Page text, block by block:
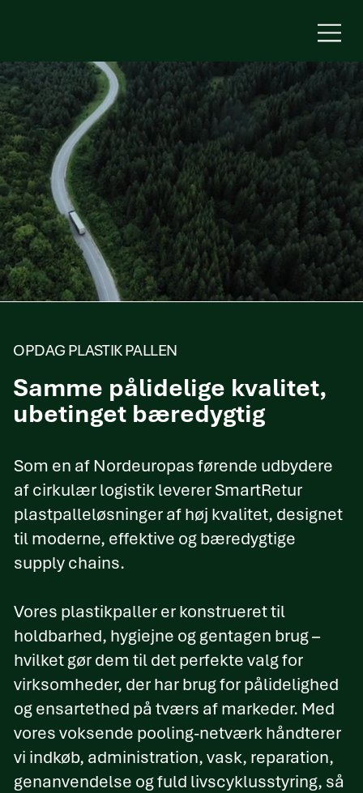
Samme pålidelige kvalitet,
ubetinget bæredygtig
OPDAG PLASTIK PALLEN
Som en af Nordeuropas førende udbydere
af cirkulær logistik leverer SmartRetur
plastpalleløsninger af høj kvalitet, designet
til moderne, effektive og bæredygtige
supply chains.
Vores plastikpaller er konstrueret til
holdbarhed, hygiejne og gentagen brug –
hvilket gør dem til det perfekte valg for
virksomheder, der har brug for pålidelighed
og ensartethed på tværs af markeder. Med
vores voksende pooling-netværk håndterer
vi indkøb, administration, vask, reparation,
genanvendelse og fuld livscyklusstyring, så